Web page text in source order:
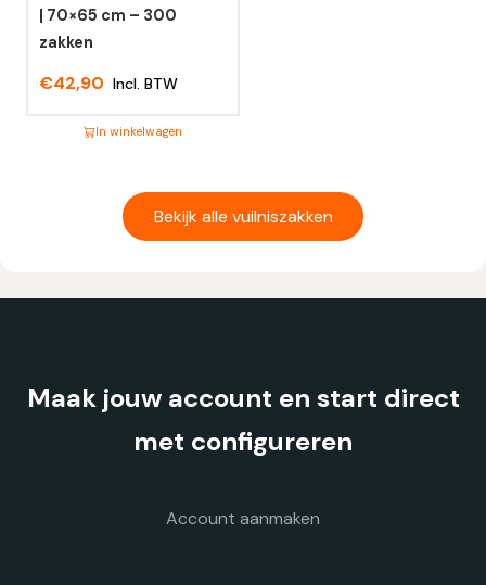
productpagina
| 70×65 cm – 300
zakken
€42,90 Incl. BTW
In winkelwagen
Deze
worden
Bekijk alle vuilniszakken
Maak jouw account en start direct
met configureren
Account aanmaken